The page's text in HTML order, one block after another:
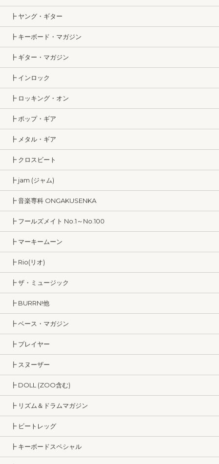
┣ ヤング・ギター
┣ キーボード・マガジン
┣ ギター・マガジン
┣ インロック
┣ ロッキング・オン
┣ ポップ・ギア
┣ メタル・ギア
┣ クロスビート
┣ jam (ジャム)
┣ 音楽専科 ONGAKUSENKA
┣ フールズメイト No.1～No.100
┣ マーキームーン
┣ Rio(リオ)
┣ ザ・ミュージック
┣ BURRN!他
┣ ベース・マガジン
┣ プレイヤー
┣ スヌーザー
┣ DOLL (ZOO含む)
┣ リズム＆ドラムマガジン
┣ ビートレッグ
┣ キーボードスペシャル